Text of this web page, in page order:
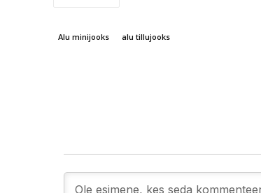
Alu minijooks alu tillujooks